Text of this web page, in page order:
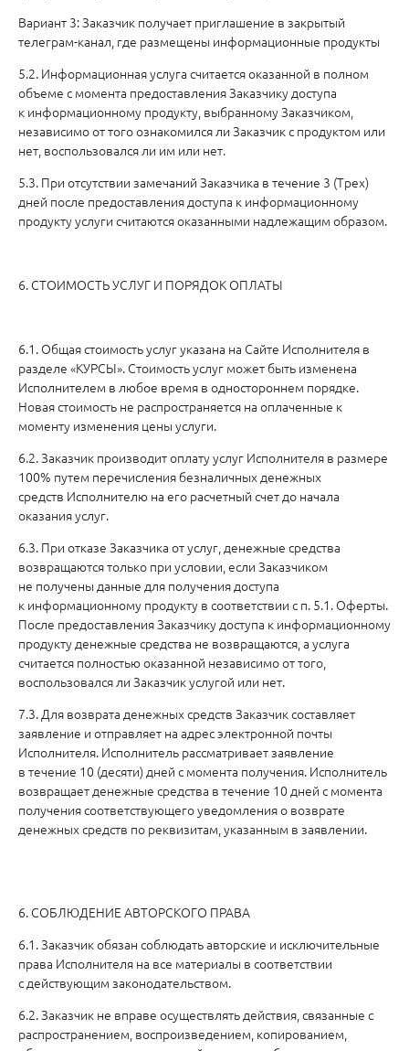
Вариант 3: Заказчик получает приглашение в закрытый
телеграм-канал, где размещены информационные продукты
5.2. Информационная услуга считается оказанной в полном
объеме с момента предоставления Заказчику доступа
к информационному продукту, выбранному Заказчиком,
независимо от того ознакомился ли Заказчик с продуктом или
нет, воспользовался ли им или нет.
5.3. При отсутствии замечаний Заказчика в течение 3 (Трех)
дней после предоставления доступа к информационному
продукту услуги считаются оказанными надлежащим образом.
6. СТОИМОСТЬ УСЛУГ И ПОРЯДОК ОПЛАТЫ
6.1. Общая стоимость услуг указана на Сайте Исполнителя в
разделе «КУРСЫ». Стоимость услуг может быть изменена
Исполнителем в любое время в одностороннем порядке.
Новая стоимость не распространяется на оплаченные к
моменту изменения цены услуги.
6.2. Заказчик производит оплату услуг Исполнителя в размере
100% путем перечисления безналичных денежных
средств Исполнителю на его расчетный счет до начала
оказания услуг.
6.3. При отказе Заказчика от услуг, денежные средства
возвращаются только при условии, если Заказчиком
не получены данные для получения доступа
к информационному продукту в соответствии с п. 5.1. Оферты.
После предоставления Заказчику доступа к информационному
продукту денежные средства не возвращаются, а услуга
считается полностью оказанной независимо от того,
воспользовался ли Заказчик услугой или нет.
7.3. Для возврата денежных средств Заказчик составляет
заявление и отправляет на адрес электронной почты
Исполнителя. Исполнитель рассматривает заявление
в течение 10 (десяти) дней с момента получения. Исполнитель
возвращает денежные средства в течение 10 дней с момента
получения соответствующего уведомления о возврате
денежных средств по реквизитам, указанным в заявлении.
6. СОБЛЮДЕНИЕ АВТОРСКОГО ПРАВА
6.1. Заказчик обязан соблюдать авторские и исключительные
права Исполнителя на все материалы в соответствии
с действующим законодательством.
6.2. Заказчик не вправе осуществлять действия, связанные с
распространением, воспроизведением, копированием,